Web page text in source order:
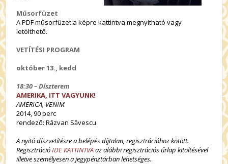
Műsorfüzet
A PDF műsorfüzet a képre kattintva megnyitható vagy
letölthető.
VETÍTÉSI PROGRAM
október 13., kedd
18:30 – Díszterem
AMERIKA, ITT VAGYUNK!
AMERICA, VENIM
2014, 90 perc
rendező: Răzvan Săvescu
A nyitó díszvetítésre a belépés díjtalan, regisztrációhoz kötött.
RegisztrációIDE KATTINTVAaz alábbi regisztrációs űrlap kitöltésével
illetve személyesen a jegypénztárban lehetséges.